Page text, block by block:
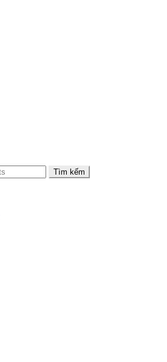
Tìm kếm